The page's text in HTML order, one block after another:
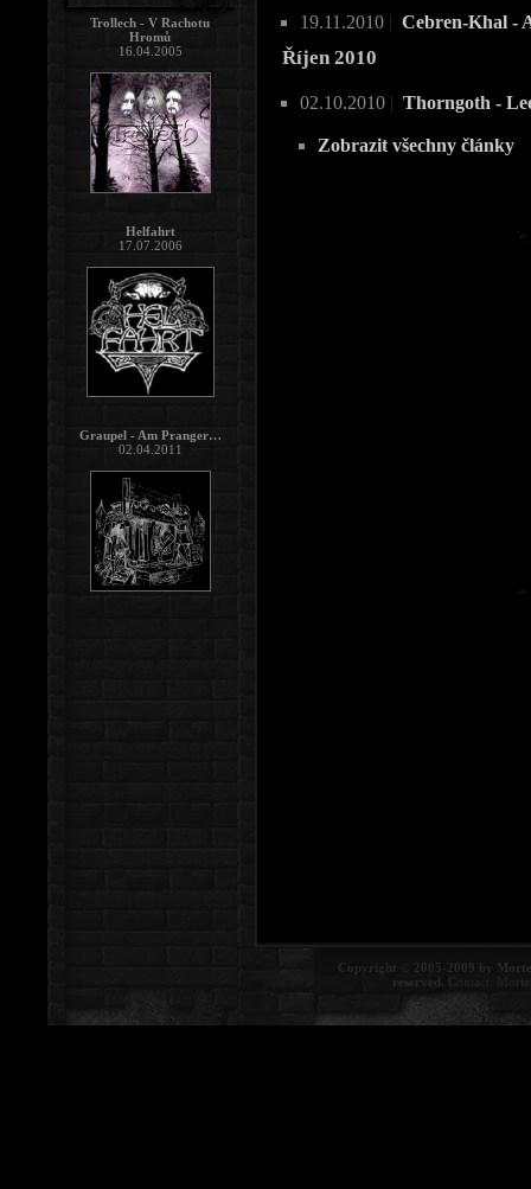
19.11.2010 | Cebren-Khal -
Říjen 2010
02.10.2010 | Thorngoth -
Zobrazit všechny články
Copyright © 2005-2009 by
reserved. Contact:
Trollech - V Rachotu
Hromů
16.04.2005
Helfahrt
17.07.2006
Graupel - Am Pranger…
02.04.2011